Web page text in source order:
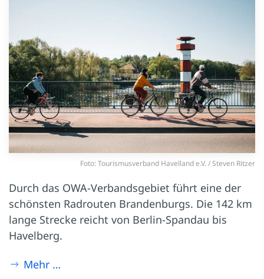
Foto: Tourismusverband Havelland e.V. / Steven Ritzer
Durch das OWA-Verbandsgebiet führt eine der
schönsten Radrouten Brandenburgs. Die 142 km
lange Strecke reicht von Berlin-Spandau bis
Havelberg.
Mehr …